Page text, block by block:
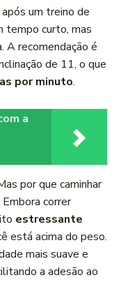
após um treino de
tempo curto, mas
A recomendação é
de 11, o que
por minuto.
a
por que caminhar
correr
estressante
está acima do peso.
mais suave e
a adesão ao